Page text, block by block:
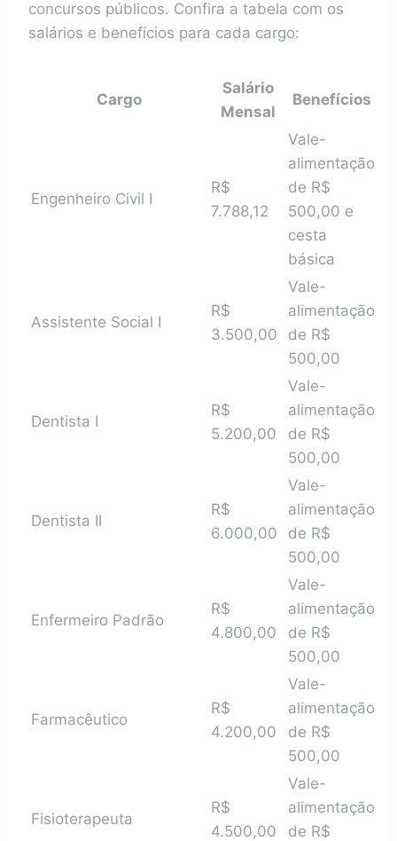
concursos públicos. Confira a tabela com os
salários e benefícios para cada cargo:
Cargo
Salário
Mensal
Benefícios
Engenheiro Civil I
R$
7.788,12
Vale-
alimentação
de R$
500,00 e
cesta
básica
Assistente Social I
R$
3.500,00
Vale-
alimentação
de R$
500,00
Dentista I
R$
5.200,00
Vale-
alimentação
de R$
500,00
Dentista II
R$
6.000,00
Vale-
alimentação
de R$
500,00
Enfermeiro Padrão
R$
4.800,00
Vale-
alimentação
de R$
500,00
Farmacêutico
R$
4.200,00
Vale-
alimentação
de R$
500,00
Fisioterapeuta
R$
4.500,00
Vale-
alimentação
de R$